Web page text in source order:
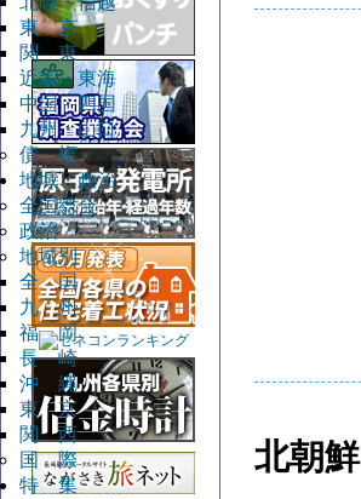
東 京
関 東
近畿・東海
中国・四国
九州・山口
債 権
地域・政治
全国総合
政治
地域別
全 国
九 州
福 岡
長 崎
沖 縄
東 京
関 西
国 際
特 集
北朝鮮